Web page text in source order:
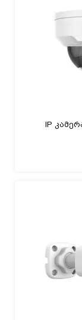
IP